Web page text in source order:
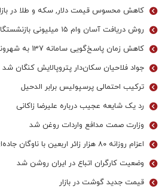
کاهش محسوس قیمت دلار, سکه و طلا در
روش دریافت آسان وام ۱۵ میلیونی بازنشستگان تامین اجتماعی
کاهش زمان پاسخ‌گویی سامانه 137 به شهروندان در سال ۱۴۰۱
جواد فلاحیان سکان‌دار پتروپالایش کنگان شد
ترکیب احتمالی پرسپولیس برابر الدحیل
رد یک شایعه عجیب درباره علیرضا زاکانی
وزارت صمت مدافع واردات روغن شد
اعزام روزانه ۸۰ هزار زائر اربعین با ناوگان جاده‌ای
وضعیت کارگران اتباع در ایران روشن شد
قیمت جدید گوشت در بازار